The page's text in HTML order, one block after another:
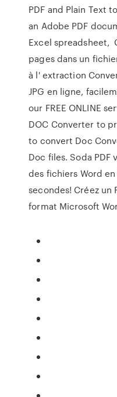
PDF and Plain Text
an Adobe PDF
Excel spreadsheet,
pages dans un
à l' extraction
JPG en ligne,
our FREE ONLINE
DOC Converter to
to convert Doc
Doc files. Soda
des fichiers Word
secondes! Créez un
format Microsoft